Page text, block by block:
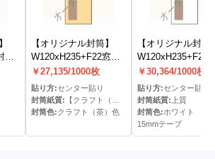
【オリジナル封筒】
W120xH235+F22窓明
封筒(なし)(C貼)
￥27,135/1000枚
貼り方:センター貼り
封筒紙質: 【クラフト（＝半晒クラフト）】
封筒色:クラフト（茶）色
【オリジナル封筒
W120xH235+F22
封筒(15mmテープ
貼)
￥30,364/1000枚
貼り方:センター貼り
封筒紙質: 上質
封筒色:ホワイト
15mmテープ